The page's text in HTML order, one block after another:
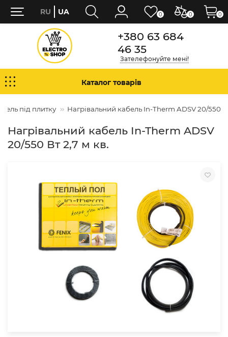
+380 63 684
46 35
Зателефонуйте мені!
Каталог товарів
під плитку Нагрівальний кабель In-Therm ADSV 20/550
Нагрівальний кабель In-Therm ADSV
20/550 Вт 2,7 м кв.
0 0
RU UA 0